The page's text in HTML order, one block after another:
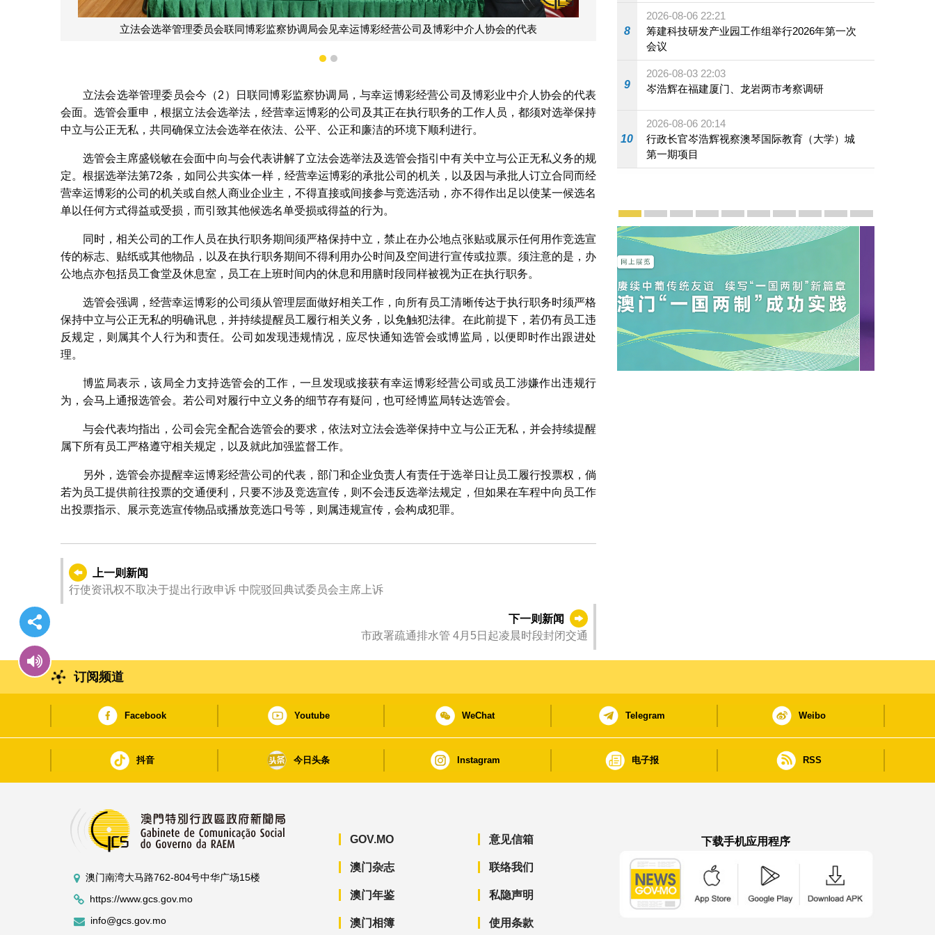
立法会选举管理委员会联同博彩监察协调局会见幸运博彩经营公司及博彩中介人协会的代表
1 2
立法会选举管理委员会今（2）日联同博彩监察协调局，与幸运博彩经营公司及博彩业中介人协会的代表
会面。选管会重申，根据立法会选举法，经营幸运博彩的公司及其正在执行职务的工作人员，都须对选举保持
中立与公正无私，共同确保立法会选举在依法、公平、公正和廉洁的环境下顺利进行。
选管会主席盛锐敏在会面中向与会代表讲解了立法会选举法及选管会指引中有关中立与公正无私义务的规
定。根据选举法第72条，如同公共实体一样，经营幸运博彩的承批公司的机关，以及因与承批人订立合同而经
营幸运博彩的公司的机关或自然人商业企业主，不得直接或间接参与竞选活动，亦不得作出足以使某一候选名
单以任何方式得益或受损，而引致其他候选名单受损或得益的行为。
同时，相关公司的工作人员在执行职务期间须严格保持中立，禁止在办公地点张贴或展示任何用作竞选宣
传的标志、贴纸或其他物品，以及在执行职务期间不得利用办公时间及空间进行宣传或拉票。须注意的是，办
公地点亦包括员工食堂及休息室，员工在上班时间内的休息和用膳时段同样被视为正在执行职务。
选管会强调，经营幸运博彩的公司须从管理层面做好相关工作，向所有员工清晰传达于执行职务时须严格
保持中立与公正无私的明确讯息，并持续提醒员工履行相关义务，以免触犯法律。在此前提下，若仍有员工违
反规定，则属其个人行为和责任。公司如发现违规情况，应尽快通知选管会或博监局，以便即时作出跟进处
理。
博监局表示，该局全力支持选管会的工作，一旦发现或接获有幸运博彩经营公司或员工涉嫌作出违规行
为，会马上通报选管会。若公司对履行中立义务的细节存有疑问，也可经博监局转达选管会。
与会代表均指出，公司会完全配合选管会的要求，依法对立法会选举保持中立与公正无私，并会持续提醒
属下所有员工严格遵守相关规定，以及就此加强监督工作。
另外，选管会亦提醒幸运博彩经营公司的代表，部门和企业负责人有责任于选举日让员工履行投票权，倘
若为员工提供前往投票的交通便利，只要不涉及竞选宣传，则不会违反选举法规定，但如果在车程中向员工作
出投票指示、展示竞选宣传物品或播放竞选口号等，则属违规宣传，会构成犯罪。
上一则新闻
行使资讯权不取决于提出行政申诉 中院驳回典试委员会主席上诉
下一则新闻
市政署疏通排水管 4月5日起凌晨时段封闭交通
8
2026-08-06 22:21
筹建科技研发产业园工作组举行2026年第一次
会议
9
2026-08-03 22:03
岑浩辉在福建厦门、龙岩两市考察调研
10
2026-08-06 20:14
行政长官岑浩辉视察澳琴国际教育（大学）城
第一期项目
宣传及推广
赓续中葡传统友谊 续写“一国两制”新篇章 — 澳门“一国
澳门名片集
行政长官岑浩辉11月18日发表2026年施政报
施政特写澳门特别行政区经济和社会发展第
横琴粤澳深度合作区专题网站
施政小讲堂
走进澳门澳门相簿2020
《澳门微视
订阅频道
Facebook Youtube WeChat Telegram Weibo
抖音 今日头条 Instagram 电子报 RSS
澳门南湾大马路762-804号中华广场15楼
https://www.gcs.gov.mo
info@gcs.gov.mo
GOV.MO
澳门杂志
澳门年鉴
澳门相簿
意见信箱
联络我们
私隐声明
使用条款
下载手机应用程序